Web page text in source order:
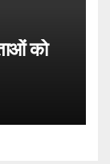
को